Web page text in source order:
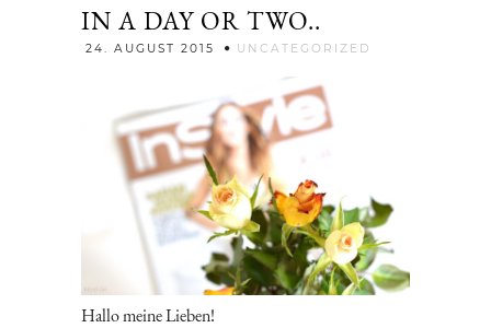
IN A DAY OR TWO..
24. AUGUST 2015 UNCATEGORIZED
Hallo meine Lieben!